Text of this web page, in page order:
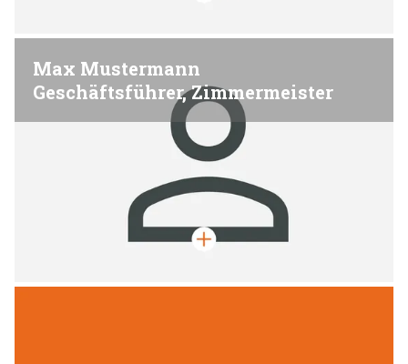
Max Mustermann
Geschäftsführer, Zimmermeister